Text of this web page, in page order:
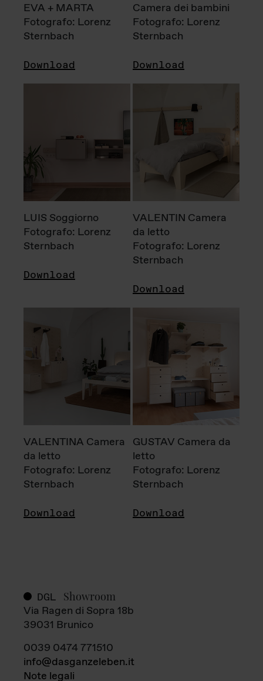
EVA + MARTA
Fotografo: Lorenz
Sternbach
Download
Camera dei bambini
Fotografo: Lorenz
Sternbach
Download
LUIS Soggiorno
Fotografo: Lorenz
Sternbach
Download
VALENTIN Camera
da letto
Fotografo: Lorenz
Sternbach
Download
VALENTINA Camera
da letto
Fotografo: Lorenz
Sternbach
Download
GUSTAV Camera da
letto
Fotografo: Lorenz
Sternbach
Download
DGL Showroom
Via Ragen di Sopra 18b
39031 Brunico
0039 0474 771510
info@dasganzeleben.it
Note legali